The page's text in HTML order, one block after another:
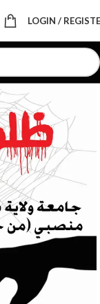
LOGIN /